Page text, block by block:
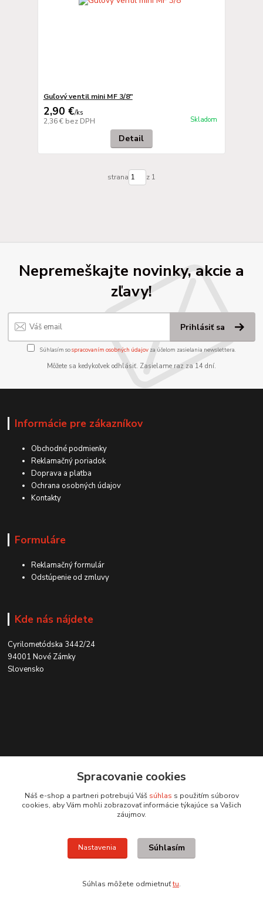
Guľový ventil mini MF 3/8"
2,90 €/ks
2,36 € bez DPH Skladom
Detail
strana z 1
Nepremeškajte novinky, akcie a
zľavy!
Prihlásiť sa
Súhlasím sospracovaním osobných údajov za účelom zasielania newslettera.
Môžete sa kedykoľvek odhlásiť. Zasielame raz za 14 dní.
Informácie pre zákazníkov
Obchodné podmienky
Reklamačný poriadok
Doprava a platba
Ochrana osobných údajov
Kontakty
Formuláre
Reklamačný formulár
Odstúpenie od zmluvy
Kde nás nájdete
Cyrilometódska 3442/24
94001 Nové Zámky
Slovensko
0915 707 737
(Po-Pia, 8-15 hod.)
Spracovanie cookies
Náš e-shop a partneri potrebujú Váš súhlas s použitím súborov
cookies, aby Vám mohli zobrazovať informácie týkajúce sa Vašich
záujmov.
Nastavenia Súhlasím
Súhlas môžete odmietnuťtu.